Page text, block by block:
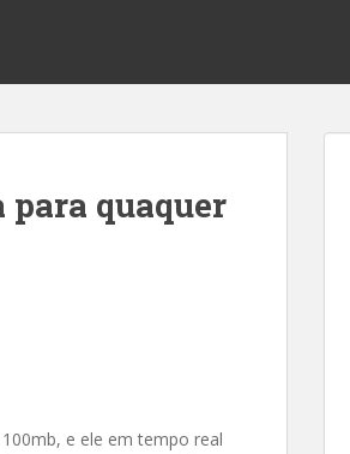
quaquer
e ele em tempo real